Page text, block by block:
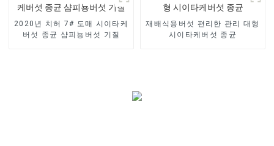
2020년 치허 7# 도매 시이타케
버섯 종균 샴피뇽버섯 기질
재배식용버섯 편리한 관리 대형
시이타케버섯 종균